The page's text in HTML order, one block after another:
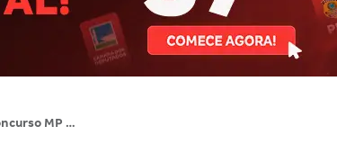
Concurso MP RJ: mais de 42 mil inscritos! Saiba Mais!